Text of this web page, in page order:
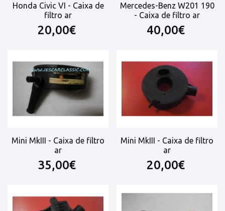
Honda Civic VI - Caixa de
filtro ar
20,00€
Mercedes-Benz W201 190
- Caixa de filtro ar
40,00€
Mini MkIII - Caixa de filtro
ar
35,00€
Mini MkIII - Caixa de filtro
ar
20,00€